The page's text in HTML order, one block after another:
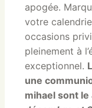
apogée.
votre
occasions
pleinement à
exceptionnel.
une
mihael sont le